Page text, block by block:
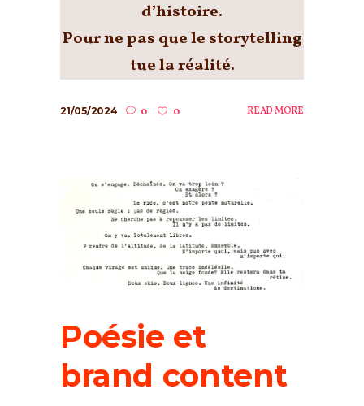
d’histoire.
Pour ne pas que le storytelling
tue la réalité.
21/05/2024 0 0 READ MORE
Poésie et
brand content